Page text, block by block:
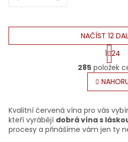
O
v
l
á
a
c
í
NAČÍST 12
S
t
r
á
n
k
v
á
n
í
1 24
285položek
Kvalitní červená vína pro vás
kteří vyrábějí dobrá vína s
procesy a přinášíme vám jen ty